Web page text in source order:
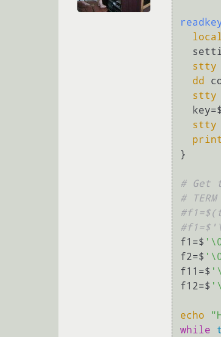
stty
dd
stty
stty
}
# Get
#
f1=$
f2=$
f11=$
f12=$
echo
while